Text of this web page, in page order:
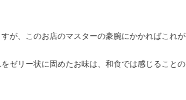
すが、このお店のマスターの豪腕にかかればこれが
ゼリー状に固めたお味は、和食では感じることの